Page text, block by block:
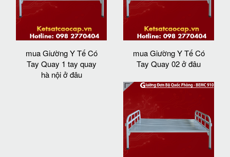
mua Giường Y Tế Có
Tay Quay 1 tay quay
hà nội ở đâu
mua Giường Y Tế Có
Tay Quay 02 ở đâu